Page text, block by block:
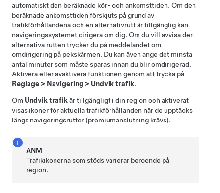
automatiskt den beräknade kör- och ankomsttiden. Om den
beräknade ankomsttiden förskjuts på grund av
trafikförhållandena och en alternativrutt är tillgänglig kan
navigeringssystemet dirigera om dig. Om du vill avvisa den
alternativa rutten trycker du på meddelandet om
omdirigering på pekskärmen. Du kan även ange det minsta
antal minuter som måste sparas innan du blir omdirigerad.
Aktivera eller avaktivera funktionen genom att trycka på
Reglage > Navigering > Undvik trafik.
Om Undvik trafikär tillgängligt i din region och aktiverat
visas ikoner för aktuella trafikförhållanden när de upptäcks
längs navigeringsrutter (premiumanslutning krävs).
ANM
Trafikikonerna som stöds varierar beroende på
region.